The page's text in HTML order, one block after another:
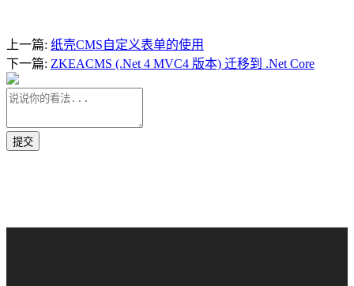
上一篇: 纸壳CMS自定义表单的使用
下一篇: ZKEACMS (.Net 4 MVC4 版本) 迁移到 .Net Core